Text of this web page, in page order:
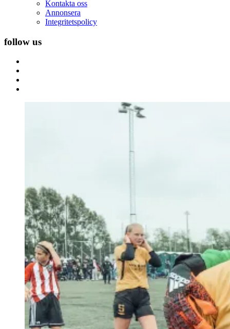
Kontakta oss
Annonsera
Integritetspolicy
follow us